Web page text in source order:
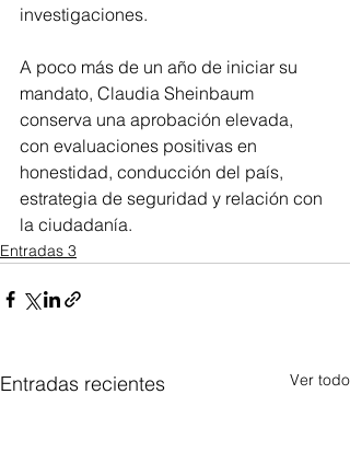
investigaciones.
A poco más de un año de iniciar su
mandato, Claudia Sheinbaum
conserva una aprobación elevada,
con evaluaciones positivas en
honestidad, conducción del país,
estrategia de seguridad y relación con
la ciudadanía.
Entradas 3
Entradas recientes Ver todo